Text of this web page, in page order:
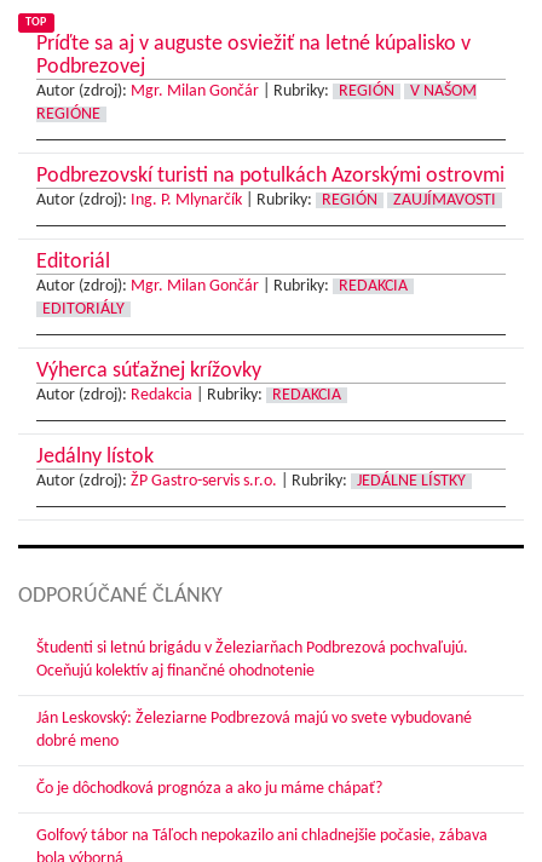
TOP
Príďte sa aj v auguste osviežiť na letné kúpalisko v
Podbrezovej
Autor (zdroj): Mgr. Milan Gončár Rubriky: REGIÓN
V NAŠOM
REGIÓNE
Podbrezovskí turisti na potulkách Azorskými ostrovmi
Autor (zdroj): Ing. P. Mlynarčík Rubriky: REGIÓN ZAUJÍMAVOSTI
Editoriál
Autor (zdroj): Mgr. Milan Gončár Rubriky:
REDAKCIA
EDITORIÁLY
Výherca súťažnej krížovky
Autor (zdroj): Redakcia Rubriky: REDAKCIA
Jedálny lístok
Autor (zdroj): ŽP Gastro-servis s.r.o. Rubriky: JEDÁLNE LÍSTKY
ODPORÚČANÉ ČLÁNKY
Študenti si letnú brigádu v Železiarňach Podbrezová pochvaľujú.
Oceňujú kolektív aj finančné ohodnotenie
Ján Leskovský: Železiarne Podbrezová majú vo svete vybudované
dobré meno
Čo je dôchodková prognóza a ako ju máme chápať?
Golfový tábor na Táľoch nepokazilo ani chladnejšie počasie, zábava